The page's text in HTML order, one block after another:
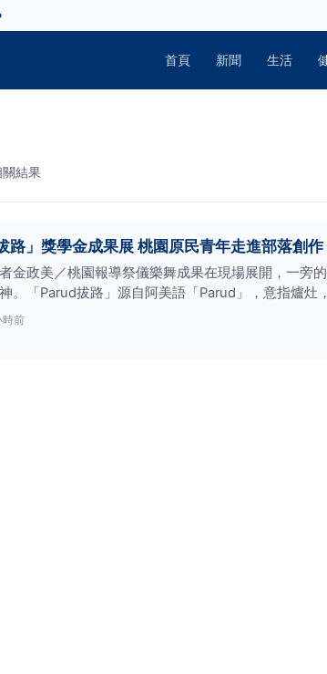
首頁 新聞 生活
結果
路」獎學金成果展 桃園原民青年走進部落創作
金政美／桃園報導祭儀樂舞成果在現場展開，一旁
。「Parud拔路」源自阿美語「Parud」，意指爐
時前